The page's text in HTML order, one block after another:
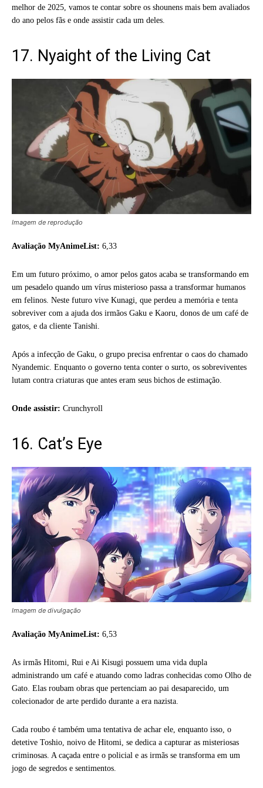
melhor de 2025, vamos te contar sobre os shounens mais bem avaliados
do ano pelos fãs e onde assistir cada um deles.
17. Nyaight of the Living Cat
Imagem de reprodução
Avaliação MyAnimeList: 6,33
Em um futuro próximo, o amor pelos gatos acaba se transformando em
um pesadelo quando um vírus misterioso passa a transformar humanos
em felinos. Neste futuro vive Kunagi, que perdeu a memória e tenta
sobreviver com a ajuda dos irmãos Gaku e Kaoru, donos de um café de
gatos, e da cliente Tanishi.
Após a infecção de Gaku, o grupo precisa enfrentar o caos do chamado
Nyandemic. Enquanto o governo tenta conter o surto, os sobreviventes
lutam contra criaturas que antes eram seus bichos de estimação.
Onde assistir: Crunchyroll
16. Cat’s Eye
Imagem de divulgação
Avaliação MyAnimeList: 6,53
As irmãs Hitomi, Rui e Ai Kisugi possuem uma vida dupla
administrando um café e atuando como ladras conhecidas como Olho de
Gato. Elas roubam obras que pertenciam ao pai desaparecido, um
colecionador de arte perdido durante a era nazista.
Cada roubo é também uma tentativa de achar ele, enquanto isso, o
detetive Toshio, noivo de Hitomi, se dedica a capturar as misteriosas
criminosas. A caçada entre o policial e as irmãs se transforma em um
jogo de segredos e sentimentos.